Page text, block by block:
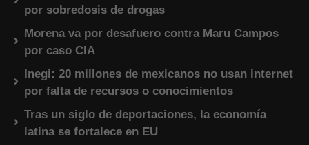
por sobredosis de drogas
Morena va por desafuero contra Maru Campos
por caso CIA
Inegi: 20 millones de mexicanos no usan internet
por falta de recursos o conocimientos
Tras un siglo de deportaciones, la economía
latina se fortalece en EU